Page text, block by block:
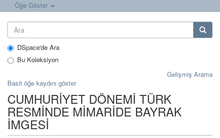
Öğe Göster
DSpace'de Ara
Bu Koleksiyon
Gelişmiş Arama
Basit öğe kaydını göster
CUMHURİYET DÖNEMİ TÜRK
RESMİNDE MİMARİDE BAYRAK
İMGESİ